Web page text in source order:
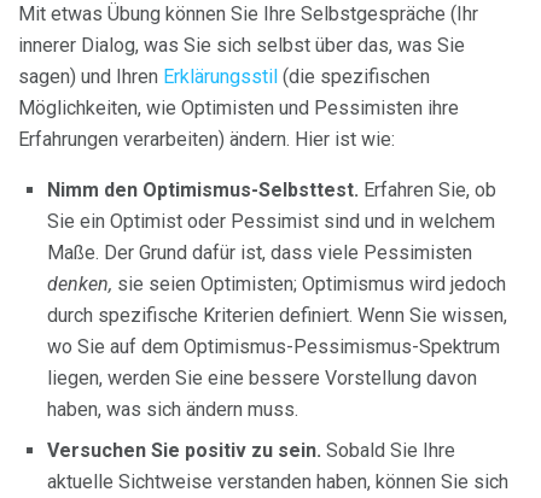
Mit etwas Übung können Sie Ihre Selbstgespräche (Ihr
innerer Dialog, was Sie sich selbst über das, was Sie
sagen) und Ihren Erklärungsstil (die spezifischen
Möglichkeiten, wie Optimisten und Pessimisten ihre
Erfahrungen verarbeiten) ändern. Hier ist wie:
Nimm den Optimismus-Selbsttest. Erfahren Sie, ob
Sie ein Optimist oder Pessimist sind und in welchem ​​
Maße. Der Grund dafür ist, dass viele Pessimisten
denken, sie seien Optimisten; Optimismus wird jedoch
durch spezifische Kriterien definiert. Wenn Sie wissen,
wo Sie auf dem Optimismus-Pessimismus-Spektrum
liegen, werden Sie eine bessere Vorstellung davon
haben, was sich ändern muss.
Versuchen Sie positiv zu sein. Sobald Sie Ihre
aktuelle Sichtweise verstanden haben, können Sie sich